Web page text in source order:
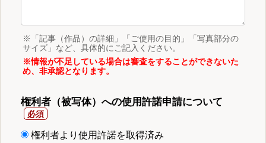
※「記事（作品）の詳細」「ご使用の目的」「写真部分の
サイズ」など、具体的にご記入ください。
※情報が不足している場合は審査をすることができないた
め、非承認となります。
権利者（被写体）への使用許諾申請について
権利者より使用許諾を取得済み